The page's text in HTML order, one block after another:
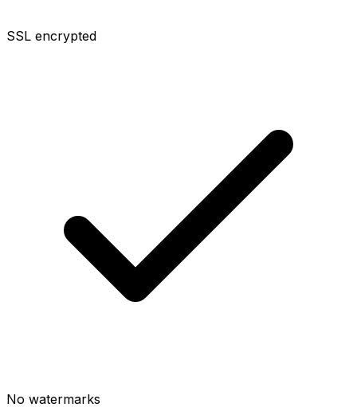
SSL encrypted
No watermarks